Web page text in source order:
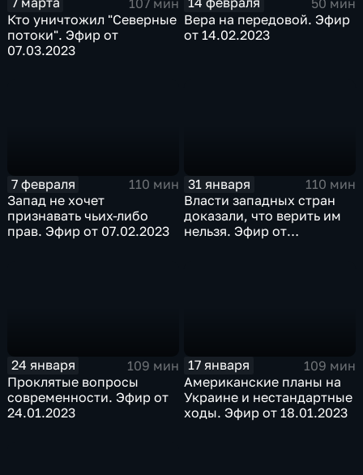
Кто уничтожил "Северные
потоки". Эфир от
07.03.2023
Вера на передовой. Эфир
от 14.02.2023
7 февраля
110 мин
Запад не хочет
признавать чьих-либо
прав. Эфир от 07.02.2023
31 января
110 мин
Власти западных стран
доказали, что верить им
нельзя. Эфир от
24 января
109 мин
Проклятые вопросы
современности. Эфир от
24.01.2023
17 января
109 мин
Американские планы на
Украине и нестандартные
ходы. Эфир от 18.01.2023